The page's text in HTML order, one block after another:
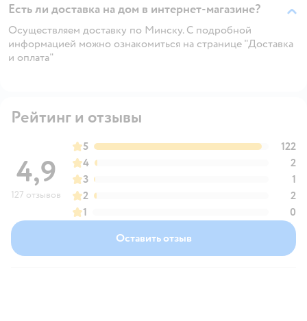
Есть ли доставка на дом в интернет-магазине?
Осуществляем доставку по Минску. С подробной
информацией можно ознакомиться на странице "Доставка
и оплата"
Рейтинг и отзывы
4,9
127 отзывов
5
122
4
2
3
1
2
2
1
0
Оставить отзыв